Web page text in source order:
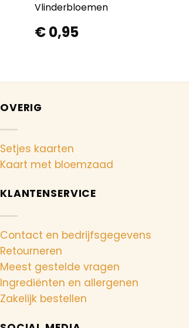
Vlinderbloemen
€0,95
OVERIG
Setjes kaarten
Kaart met bloemzaad
KLANTENSERVICE
Contact en bedrijfsgegevens
Retourneren
Meest gestelde vragen
Ingrediënten en allergenen
Zakelijk bestellen